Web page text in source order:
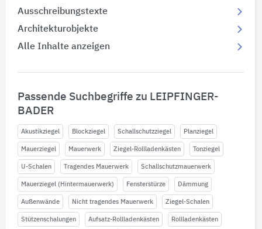
Ausschreibungstexte
Architekturobjekte
Alle Inhalte anzeigen
Passende Suchbegriffe zu LEIPFINGER-
BADER
Akustikziegel Blockziegel Schallschutzziegel Planziegel
Mauerziegel Mauerwerk Ziegel-Rollladenkästen Tonziegel
U-Schalen Tragendes Mauerwerk Schallschutzmauerwerk
Mauerziegel (Hintermauerwerk) Fensterstürze Dämmung
Außenwände Nicht tragendes Mauerwerk Ziegel-Schalen
Stützenschalungen Aufsatz-Rollladenkästen Rollladenkästen